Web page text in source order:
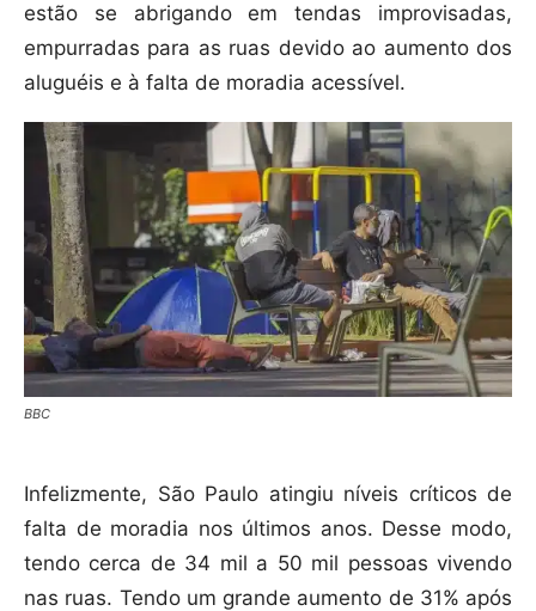
estão se abrigando em tendas improvisadas,
empurradas para as ruas devido ao aumento dos
aluguéis e à falta de moradia acessível.
BBC
Infelizmente, São Paulo atingiu níveis críticos de
falta de moradia nos últimos anos. Desse modo,
tendo cerca de 34 mil a 50 mil pessoas vivendo
nas ruas. Tendo um grande aumento de 31% após